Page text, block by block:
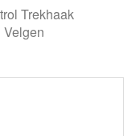
Trekhaak